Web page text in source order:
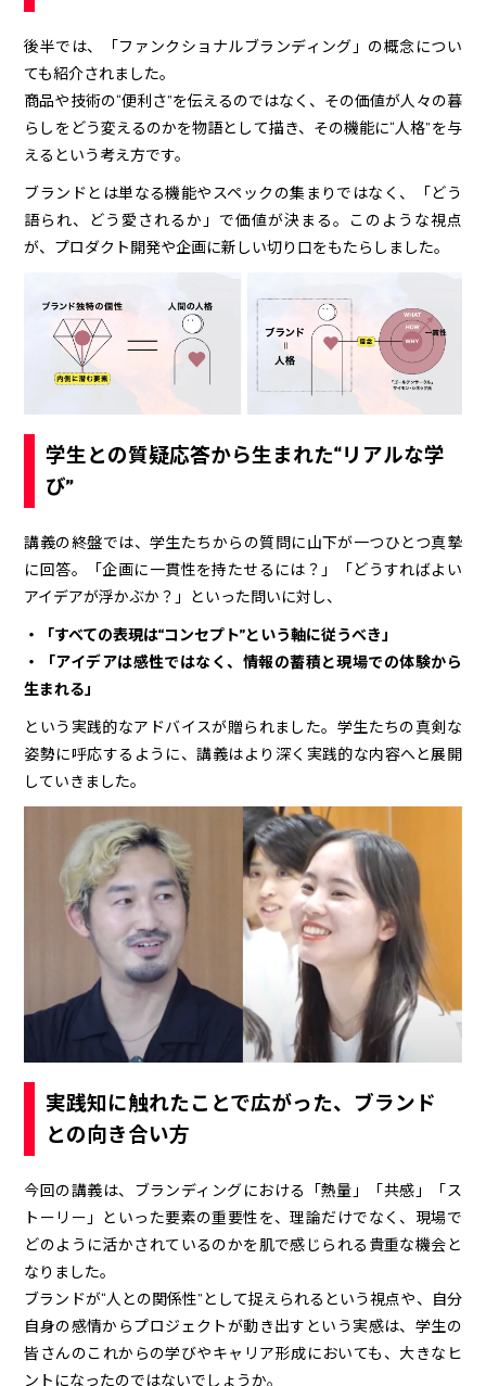
後半では、「ファンクショナルブランディング」の概念につい
ても紹介されました。
商品や技術の“便利さ”を伝えるのではなく、その価値が人々の暮
らしをどう変えるのかを物語として描き、その機能に“人格”を与
えるという考え方です。
ブランドとは単なる機能やスペックの集まりではなく、「どう
語られ、どう愛されるか」で価値が決まる。このような視点
が、プロダクト開発や企画に新しい切り口をもたらしました。
学生との質疑応答から生まれた“リアルな学
び”
講義の終盤では、学生たちからの質問に山下が一つひとつ真摯
に回答。「企画に一貫性を持たせるには？」「どうすればよい
アイデアが浮かぶか？」といった問いに対し、
・「すべての表現は“コンセプト”という軸に従うべき」
・「アイデアは感性ではなく、情報の蓄積と現場での体験から
生まれる」
という実践的なアドバイスが贈られました。学生たちの真剣な
姿勢に呼応するように、講義はより深く実践的な内容へと展開
していきました。
実践知に触れたことで広がった、ブランド
との向き合い方
今回の講義は、ブランディングにおける「熱量」「共感」「ス
トーリー」といった要素の重要性を、理論だけでなく、現場で
どのように活かされているのかを肌で感じられる貴重な機会と
なりました。
ブランドが“人との関係性”として捉えられるという視点や、自分
自身の感情からプロジェクトが動き出すという実感は、学生の
皆さんのこれからの学びやキャリア形成においても、大きなヒ
ントになったのではないでしょうか。